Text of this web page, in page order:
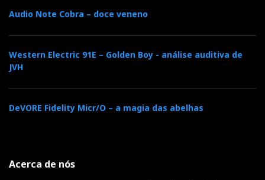
Audio Note Cobra – doce veneno
Western Electric 91E – Golden Boy - análise auditiva de
JVH
DeVORE Fidelity Micr/O – a magia das abelhas
Acerca de nós